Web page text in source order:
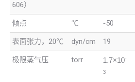
606）
倾点 ℃ -50
表面张力，20℃ dyn/cm 19
极限蒸气压 torr 1.7×10-
3